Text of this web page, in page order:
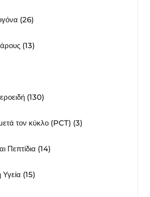
2626
1313
130130
τον κύκλο (PCT) 33
Πεπτίδια 1414
Υγεία 1515